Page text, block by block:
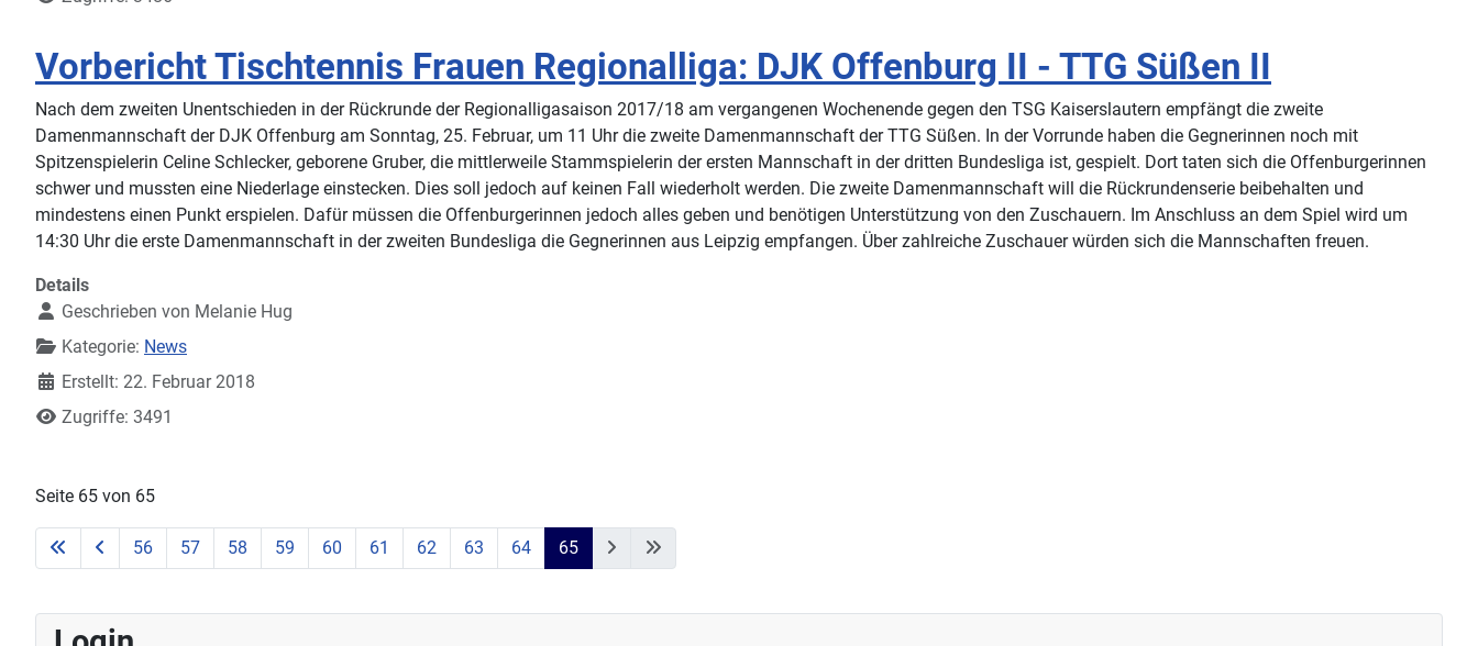
Vorbericht Tischtennis Frauen Regionalliga: DJK Offenburg II - TTG Süßen II
Nach dem zweiten Unentschieden in der Rückrunde der Regionalligasaison 2017/18 am vergangenen Wochenende gegen den TSG Kaiserslautern empfängt die zweite
Damenmannschaft der DJK Offenburg am Sonntag, 25. Februar, um 11 Uhr die zweite Damenmannschaft der TTG Süßen. In der Vorrunde haben die Gegnerinnen noch mit
Spitzenspielerin Celine Schlecker, geborene Gruber, die mittlerweile Stammspielerin der ersten Mannschaft in der dritten Bundesliga ist, gespielt. Dort taten sich die Offenburgerinnen
schwer und mussten eine Niederlage einstecken. Dies soll jedoch auf keinen Fall wiederholt werden. Die zweite Damenmannschaft will die Rückrundenserie beibehalten und
mindestens einen Punkt erspielen. Dafür müssen die Offenburgerinnen jedoch alles geben und benötigen Unterstützung von den Zuschauern. Im Anschluss an dem Spiel wird um
14:30 Uhr die erste Damenmannschaft in der zweiten Bundesliga die Gegnerinnen aus Leipzig empfangen. Über zahlreiche Zuschauer würden sich die Mannschaften freuen.
Details
Geschrieben von Melanie Hug
Kategorie: News
Erstellt: 22. Februar 2018
Zugriffe: 3491
Seite 65 von 65
56 57 58 59 60 61 62 63 64 65